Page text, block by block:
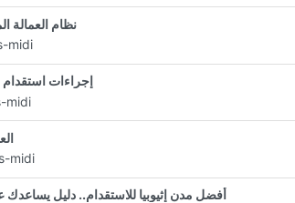
نظام العمالة
midi
إجراءات استقدام
midi
midi
أفضل مدن إثيوبيا للاستقدام.. دليل يساعدك